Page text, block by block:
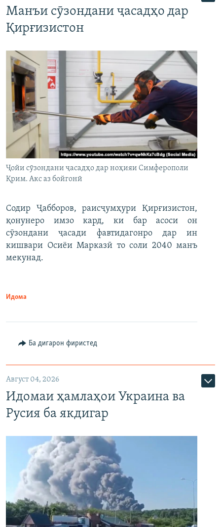
Манъи сӯзондани ҷасадҳо дар
Қирғизистон
Ҷойи сӯзондани ҷасадҳо дар ноҳияи Симферополи
Қрим. Акс аз бойгонӣ
Содир Ҷабборов, раисҷумҳури Қирғизистон,
қонунеро имзо кард, ки бар асоси он
сӯзондани ҷасади фавтидагонро дар ин
кишвари Осиёи Марказӣ то соли 2040 манъ
мекунад.
Идома
Ба дигарон фиристед
Август 04, 2026
Идомаи ҳамлаҳои Украина ва
Русия ба якдигар